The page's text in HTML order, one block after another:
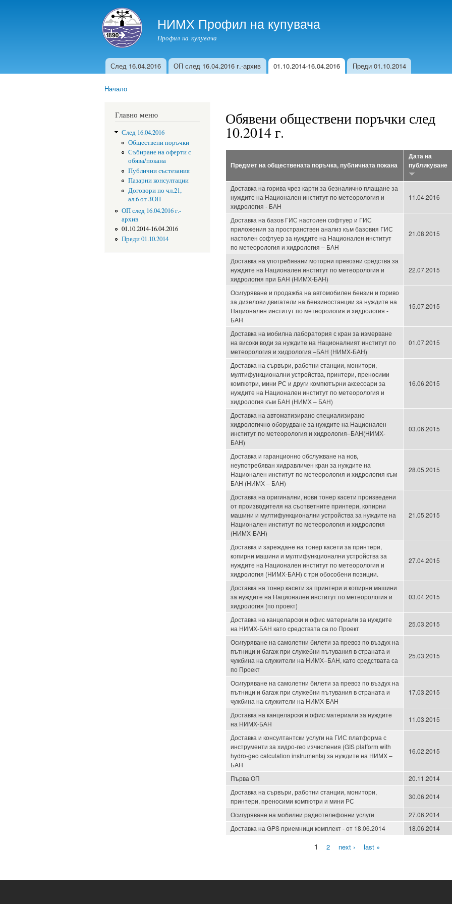
content
НИМХ Профил на купувача
Профил на купувача
Главно меню
След 16.04.2016 ОП след 16.04.2016 г.-архив 01.10.2014-16.04.2016 Преди 01.10.2014
Начало
Главно меню
След 16.04.2016
Обществени поръчки
Събиране на оферти с
обява/покана
Публични състезания
Пазарни консултации
Договори по чл.21,
ал.6 от ЗОП
ОП след 16.04.2016 г.-
архив
01.10.2014-16.04.2016
Преди 01.10.2014
Обявени обществени поръчки след
10.2014 г.
Предмет на обществената поръчка, публичната покана
Дата на
публикуване
Доставка на горива чрез карти за безналично плащане за
нуждите на Национален институт по метеорология и
хидрология - БАН
11.04.2016
Доставка на базов ГИС настолен софтуер и ГИС
приложения за пространствен анализ към базовия ГИС
настолен софтуер за нуждите на Национален институт
по метеорология и хидрология – БАН
21.08.2015
Доставка на употребявани моторни превозни средства за
нуждите на Национален институт по метеорология и
хидрология при БАН (НИМХ-БАН)
22.07.2015
Осигуряване и продажба на автомобилен бензин и гориво
за дизелови двигатели на бензиностанции за нуждите на
Национален институт по метеорология и хидрология -
БАН
15.07.2015
Доставка на мобилна лаборатория с кран за измерване
на високи води за нуждите на Националният институт по
метеорология и хидрология –БАН (НИМХ-БАН)
01.07.2015
Доставка на сървъри, работни станции, монитори,
мултифункционални устройства, принтери, преносими
компютри, мини PС и други компютърни аксесоари за
нуждите на Национален институт по метеорология и
хидрология към БАН (НИМХ – БАН)
16.06.2015
Доставка на автоматизирано специализирано
хидрологично оборудване за нуждите на Национален
институт по метеорология и хидрология–БАН(НИМХ-
БАН)
03.06.2015
Доставка и гаранционно обслужване на нов,
неупотребяван хидравличен кран за нуждите на
Национален институт по метеорология и хидрология към
БАН (НИМХ – БАН)
28.05.2015
Доставка на оригинални, нови тонер касети произведени
от производителя на съответните принтери, копирни
машини и мултифункционални устройства за нуждите на
Национален институт по метеорология и хидрология
(НИМХ-БАН)
21.05.2015
Доставка и зареждане на тонер касети за принтери,
копирни машини и мултифункционални устройства за
нуждите на Национален институт по метеорология и
хидрология (НИМХ-БАН) с три обособени позиции.
27.04.2015
Доставка на тонер касети за принтери и копирни машини
за нуждите на Национален институт по метеорология и
хидрология (по проект)
03.04.2015
Доставка на канцеларски и офис материали за нуждите
на НИМХ-БАН като средствата са по Проект
25.03.2015
Осигуряване на самолетни билети за превоз по въздух на
пътници и багаж при служебни пътувания в страната и
чужбина на служители на НИМХ–БАН, като средствата са
по Проект
25.03.2015
Осигуряване на самолетни билети за превоз по въздух на
пътници и багаж при служебни пътувания в страната и
чужбина на служители на НИМХ-БАН
17.03.2015
Доставка на канцеларски и офис материали за нуждите
на НИМХ-БАН
11.03.2015
Доставка и консултантски услуги на ГИС платформа с
инструменти за хидро-гео изчисления (GIS platform with
hydro-geo calculation instruments) за нуждите на НИМХ –
БАН
16.02.2015
Първа ОП
20.11.2014
Доставка на сървъри, работни станции, монитори,
принтери, преносими компютри и мини РС
30.06.2014
Осигуряване на мобилни радиотелефонни услуги
27.06.2014
Доставка на GPS приемници комплект - от 18.06.2014
18.06.2014
1 2 next › last »